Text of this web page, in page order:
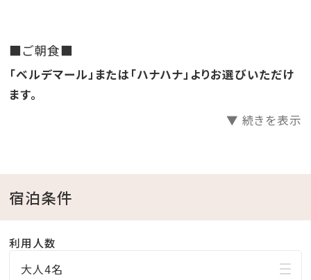
・9月 9:00～21:00（ナイトプール開催）
・10月 9:00～18:00
・11月、12月 9:00～16:30
※遊泳時間は変更する場合がございます。
※ 7月～9月の夜間営業時間18:00以降のお子様のご利
用は、必ず保護者の方がご一緒に入水し、終始目を離さ
■ご朝食■
「ベルデマール」または「ハナハナ」よりお選びいただけ
ます。
▼ 続きを表示
宿泊条件
利用人数
大人4名